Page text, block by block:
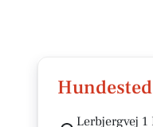
Lerbjergvej 1